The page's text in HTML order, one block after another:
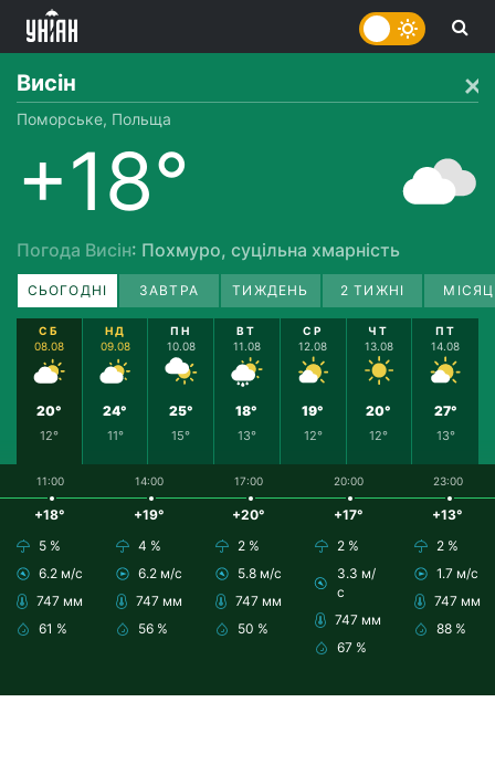
Висін
Поморське, Польща
+18°
Погода Висін: Похмуро, суцільна хмарність
СЬОГОДНІ ЗАВТРА ТИЖДЕНЬ 2 ТИЖНІ
СБ
08.08
20°
12°
НД
09.08
24°
11°
ПН
10.08
25°
15°
ВТ
11.08
18°
13°
СР
12.08
19°
12°
ЧТ
13.08
20°
12°
ПТ
14.08
27°
13°
11:00
+18°
5 %
6.2 м/с
747 мм
61 %
14:00
+19°
4 %
6.2 м/с
747 мм
56 %
17:00
+20°
2 %
5.8 м/с
747 мм
50 %
20:00
+17°
2 %
3.3 м/
с
747 мм
67 %
23:00
+13°
2 %
1.7 м/с
747 мм
88 %